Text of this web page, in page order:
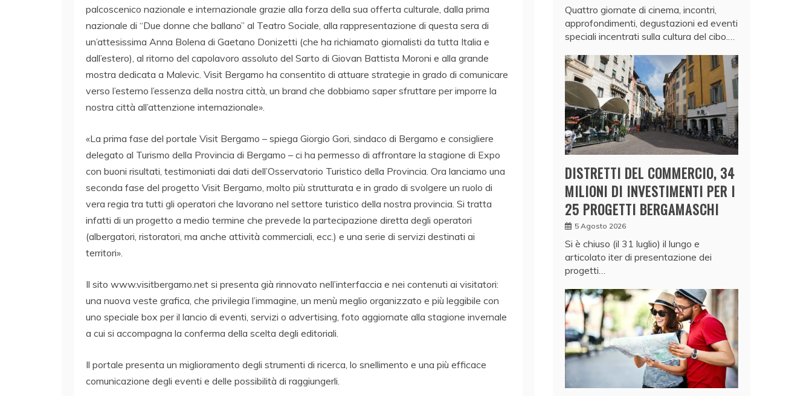
palcoscenico nazionale e internazionale grazie alla forza della sua offerta culturale, dalla prima
nazionale di “Due donne che ballano” al Teatro Sociale, alla rappresentazione di questa sera di
un’attesissima Anna Bolena di Gaetano Donizetti (che ha richiamato giornalisti da tutta Italia e
dall’estero), al ritorno del capolavoro assoluto del Sarto di Giovan Battista Moroni e alla grande
mostra dedicata a Malevic. Visit Bergamo ha consentito di attuare strategie in grado di comunicare
verso l’esterno l’essenza della nostra città, un brand che dobbiamo saper sfruttare per imporre la
nostra città all’attenzione internazionale».
«La prima fase del portale Visit Bergamo – spiega Giorgio Gori, sindaco di Bergamo e consigliere
delegato al Turismo della Provincia di Bergamo – ci ha permesso di affrontare la stagione di Expo
con buoni risultati, testimoniati dai dati dell’Osservatorio Turistico della Provincia. Ora lanciamo una
seconda fase del progetto Visit Bergamo, molto più strutturata e in grado di svolgere un ruolo di
vera regia tra tutti gli operatori che lavorano nel settore turistico della nostra provincia. Si tratta
infatti di un progetto a medio termine che prevede la partecipazione diretta degli operatori
(albergatori, ristoratori, ma anche attività commerciali, ecc.) e una serie di servizi destinati ai
territori».
Il sito www.visitbergamo.net si presenta già rinnovato nell’interfaccia e nei contenuti ai visitatori:
una nuova veste grafica, che privilegia l’immagine, un menù meglio organizzato e più leggibile con
uno speciale box per il lancio di eventi, servizi o advertising, foto aggiornate alla stagione invernale
a cui si accompagna la conferma della scelta degli editoriali.
Il portale presenta un miglioramento degli strumenti di ricerca, lo snellimento e una più efficace
comunicazione degli eventi e delle possibilità di raggiungerli.
Quattro giornate di cinema, incontri,
approfondimenti, degustazioni ed eventi
speciali incentrati sulla cultura del cibo.…
DISTRETTI DEL COMMERCIO, 34
MILIONI DI INVESTIMENTI PER I
25 PROGETTI BERGAMASCHI
5 Agosto 2026
Si è chiuso (il 31 luglio) il lungo e
articolato iter di presentazione dei
progetti…